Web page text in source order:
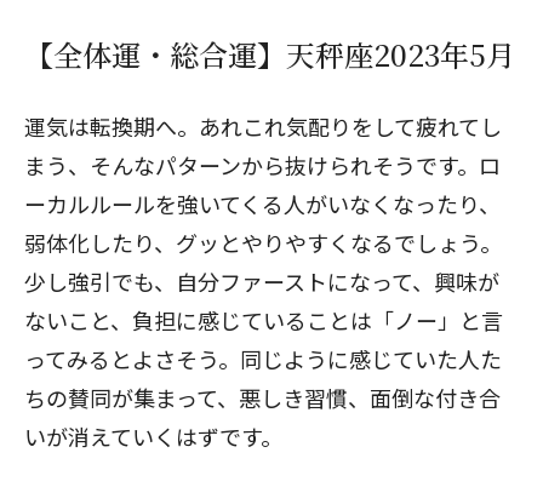
【全体運・総合運】天秤座2023年5月
運気は転換期へ。あれこれ気配りをして疲れてし
まう、そんなパターンから抜けられそうです。ロ
ーカルルールを強いてくる人がいなくなったり、
弱体化したり、グッとやりやすくなるでしょう。
少し強引でも、自分ファーストになって、興味が
ないこと、負担に感じていることは「ノー」と言
ってみるとよさそう。同じように感じていた人た
ちの賛同が集まって、悪しき習慣、面倒な付き合
いが消えていくはずです。